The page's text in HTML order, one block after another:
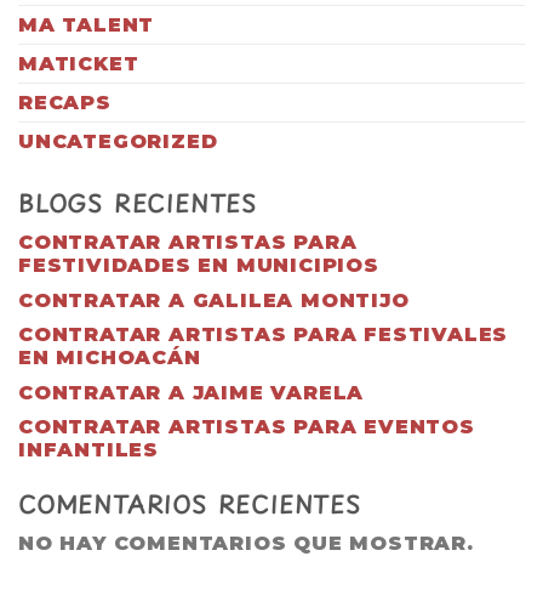
MA TALENT
MATICKET
RECAPS
UNCATEGORIZED
BLOGS RECIENTES
CONTRATAR ARTISTAS PARA
FESTIVIDADES EN MUNICIPIOS
CONTRATAR A GALILEA MONTIJO
CONTRATAR ARTISTAS PARA FESTIVALES
EN MICHOACÁN
CONTRATAR A JAIME VARELA
CONTRATAR ARTISTAS PARA EVENTOS
INFANTILES
COMENTARIOS RECIENTES
NO HAY COMENTARIOS QUE MOSTRAR.